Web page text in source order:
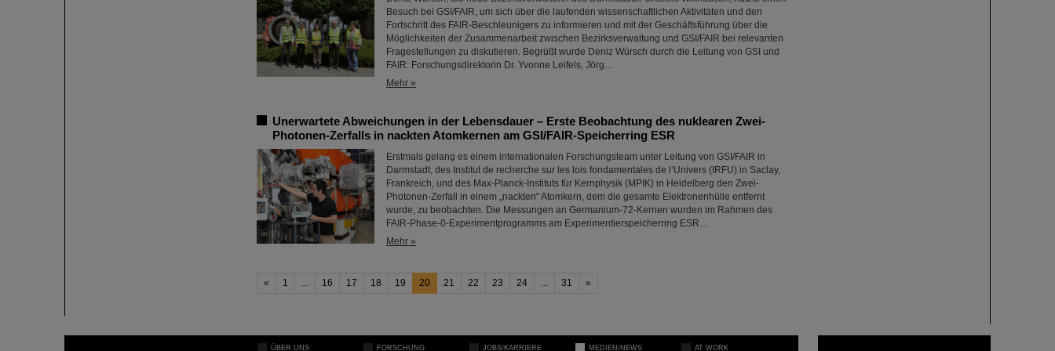
Besuch bei GSI/FAIR, um sich über die laufenden wissenschaftlichen Aktivitäten und den
Fortschritt des FAIR-Beschleunigers zu informieren und mit der Geschäftsführung über die
Möglichkeiten der Zusammenarbeit zwischen Bezirksverwaltung und GSI/FAIR bei relevanten
Fragestellungen zu diskutieren. Begrüßt wurde Deniz Würsch durch die Leitung von GSI und
FAIR: Forschungsdirektorin Dr. Yvonne Leifels, Jörg…
Mehr »
Unerwartete Abweichungen in der Lebensdauer – Erste Beobachtung des nuklearen Zwei-
Photonen-Zerfalls in nackten Atomkernen am GSI/FAIR-Speicherring ESR
Erstmals gelang es einem internationalen Forschungsteam unter Leitung von GSI/FAIR in
Darmstadt, des Institut de recherche sur les lois fondamentales de l’Univers (IRFU) in Saclay,
Frankreich, und des Max-Planck-Instituts für Kernphysik (MPIK) in Heidelberg den Zwei-
Photonen-Zerfall in einem „nackten“ Atomkern, dem die gesamte Elektronenhülle entfernt
wurde, zu beobachten. Die Messungen an Germanium-72-Kernen wurden im Rahmen des
FAIR-Phase-0-Experimentprogramms am Experimentierspeicherring ESR…
Mehr »
« 1 ... 16 17 18 19 20 21 22 23 24 ... 31 »
ÜBER UNS FORSCHUNG JOBS/KARRIERE MEDIEN/NEWS AT WORK